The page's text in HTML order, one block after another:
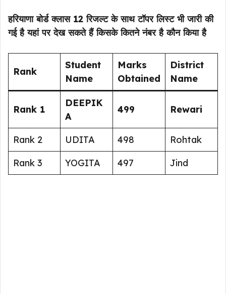
हरियाणा बोर्ड क्लास 12 रिजल्ट के साथ टॉपर लिस्ट भी जारी की
गई है यहां पर देख सकते हैं किसके कितने नंबर है कौन किया है
Rank
Student
Name
Marks
Obtained
District
Name
Rank 1
DEEPIK
A
499 Rewari
Rank 2 UDITA 498
Rohtak
Rank 3
YOGITA 497 Jind